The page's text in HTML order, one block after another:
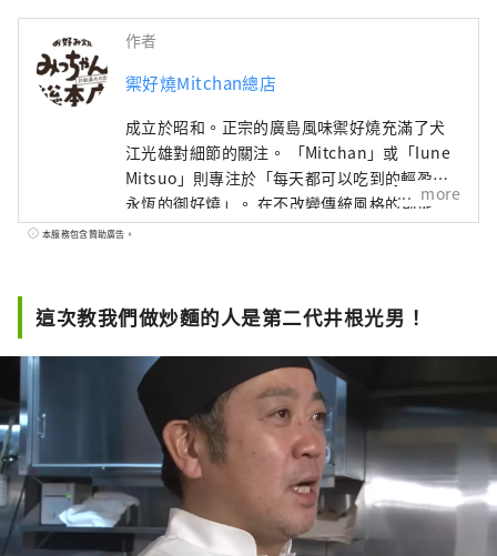
作者
禦好燒Mitchan總店
成立於昭和。正宗的廣島風味禦好燒充滿了犬
江光雄對細節的關注。 「Mitchan」或「Iune
Mitsuo」則專注於「每天都可以吃到的輕盈且
永恆的御好燒」。 在不改變傳統風格的前提
下，繼續保留廣島風味禦好燒的原汁原味。
more
本服務包含贊助廣告。
這次教我們做炒麵的人是第二代井根光男！